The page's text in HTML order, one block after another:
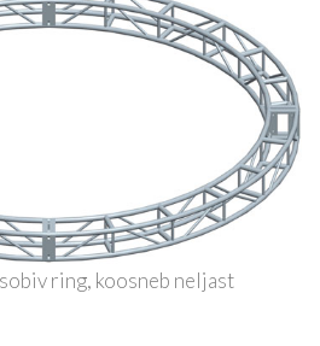
ring, koosneb neljast